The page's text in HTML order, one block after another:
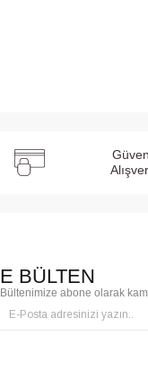
E BÜLTEN
Bültenimize abone olarak